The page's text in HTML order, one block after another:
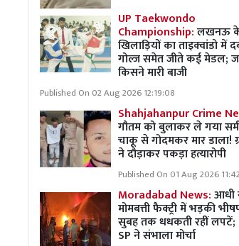
UP Taekwondo
Championship:लखनऊ
खिलाड़ियों का ताइक्वांडो में
गोल्ज समेत जीते कई मेडल;
किसने मारी बाजी
Published On 02 Aug 2026 12:19:08
Shahjahanpur Crime
गौतम को बुलाकर ले गया
चाकू से गोदमकर मार डाला!
ने दौड़ाकर पकड़ा हत्यारोपी
Published On 01 Aug 2026
Moradabad News:आधी
मोमबत्ती फैक्ट्री में भड़की
सुबह तक धधकती रहीं लपटें;
SP ने संभाला मोर्चा